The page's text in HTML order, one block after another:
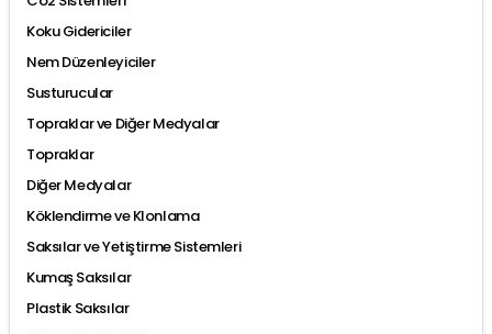
Koku Gidericiler
Nem Düzenleyiciler
Susturucular
Topraklar ve Diğer Medyalar
Topraklar
Diğer Medyalar
Köklendirme ve Klonlama
Saksılar ve Yetiştirme Sistemleri
Kumaş Saksılar
Plastik Saksılar